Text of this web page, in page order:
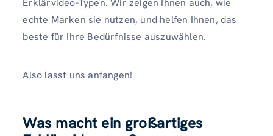
Erklärvideo-Typen. Wir zeigen Ihnen auch, wie
echte Marken sie nutzen, und helfen Ihnen, das
beste für Ihre Bedürfnisse auszuwählen.
Also lasst uns anfangen!
Was macht ein großartiges